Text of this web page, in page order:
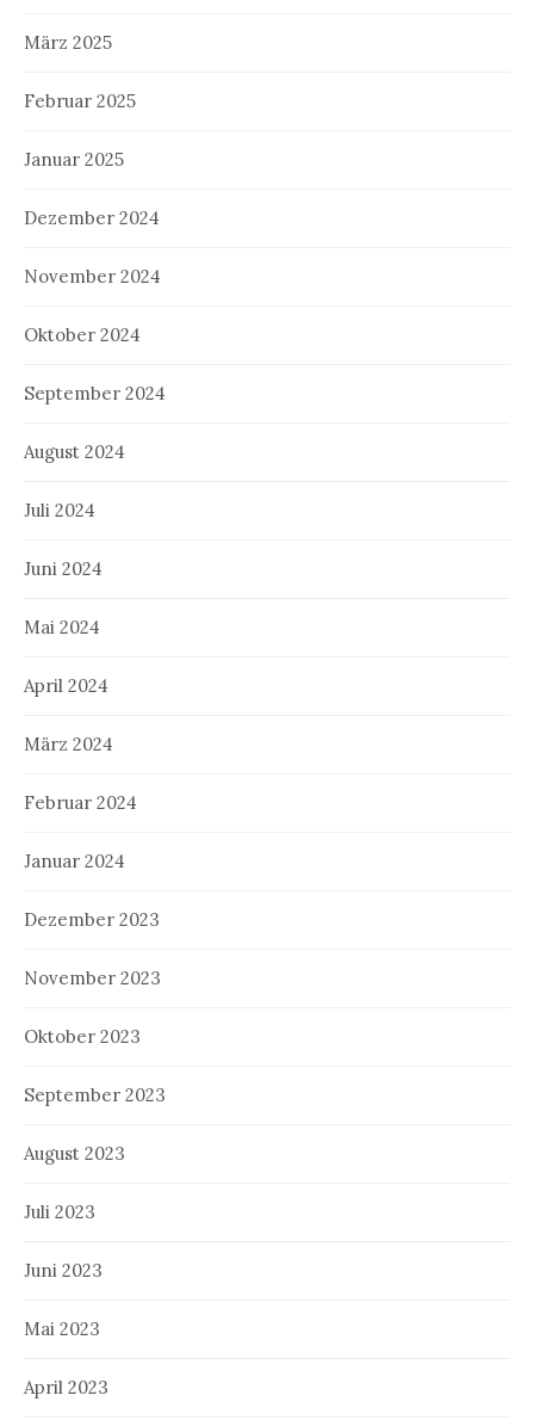
März 2025
Februar 2025
Januar 2025
Dezember 2024
November 2024
Oktober 2024
September 2024
August 2024
Juli 2024
Juni 2024
Mai 2024
April 2024
März 2024
Februar 2024
Januar 2024
Dezember 2023
November 2023
Oktober 2023
September 2023
August 2023
Juli 2023
Juni 2023
Mai 2023
April 2023